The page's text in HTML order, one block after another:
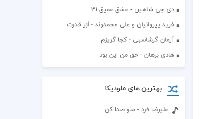
دی جی شاهین - عشق عمیق 31
فرید پیروانیان و علی محمدوند - اَبَر قدرت
آرمان گرشاسبی - کجا گریزم
هادی برهان - حق من این بود
بهترین های ملودیکا
علیرضا فرد - منو صدا کن